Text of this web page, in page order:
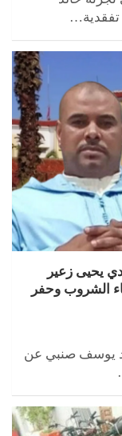
تفقدية…
يحيى زعير
الشروب وحفر
يوسف صنبي عن